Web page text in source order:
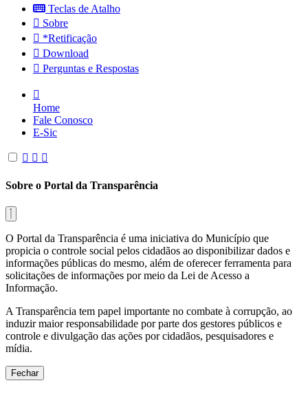
Teclas de Atalho
Sobre
*Retificação
Download
Perguntas e Respostas
Home
Fale Conosco
E-Sic
Sobre o Portal da Transparência
O Portal da Transparência é uma iniciativa do Município que
propicia o controle social pelos cidadãos ao disponibilizar dados e
informações públicas do mesmo, além de oferecer ferramenta para
solicitações de informações por meio da Lei de Acesso a
Informação.
A Transparência tem papel importante no combate à corrupção, ao
induzir maior responsabilidade por parte dos gestores públicos e
controle e divulgação das ações por cidadãos, pesquisadores e
mídia.
Fechar